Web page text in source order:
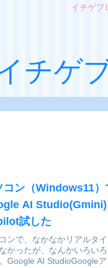
イチゲブ
チゲ
コン（Windows11）
AI Studio(Gmini)
試した
ンで、なかなかリアルタ
かったが、なんかいろい
Google AI StudioGoogle